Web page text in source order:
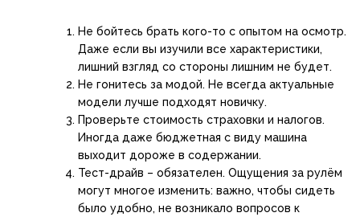
Не бойтесь брать кого-то с опытом на осмотр.
Даже если вы изучили все характеристики,
лишний взгляд со стороны лишним не будет.
Не гонитесь за модой. Не всегда актуальные
модели лучше подходят новичку.
Проверьте стоимость страховки и налогов.
Иногда даже бюджетная с виду машина
выходит дороже в содержании.
Тест-драйв – обязателен. Ощущения за рулём
могут многое изменить: важно, чтобы сидеть
было удобно, не возникало вопросов к